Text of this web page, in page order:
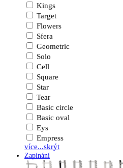
Kings
Target
Flowers
Sfera
Geometric
Solo
Cell
Square
Star
Tear
Basic circle
Basic oval
Eys
Empress
více...skrýt
Zapínání